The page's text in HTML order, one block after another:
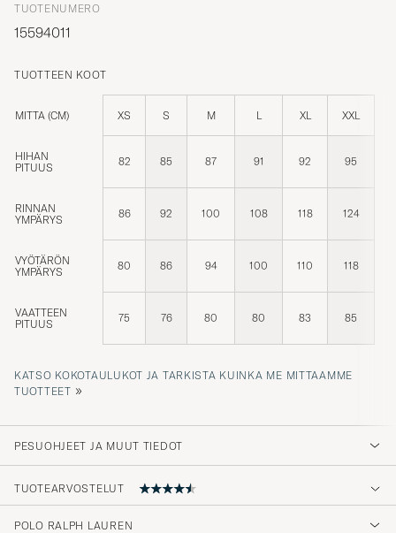
TUOTENUMERO
15594011
TUOTTEEN KOOT
MITTA (CM) XS S M L XL XXL
HIHAN
PITUUS
82 85 87 91 92 95
RINNAN
YMPÄRYS
86 92 100 108 118 124
VYÖTÄRÖN
YMPÄRYS
80 86 94 100 110 118
VAATTEEN
PITUUS
75 76 80 80 83 85
KATSO KOKOTAULUKOT JA TARKISTA KUINKA ME MITTAAMME
TUOTTEET »
PESUOHJEET JA MUUT TIEDOT
TUOTEARVOSTELUT
POLO RALPH LAUREN